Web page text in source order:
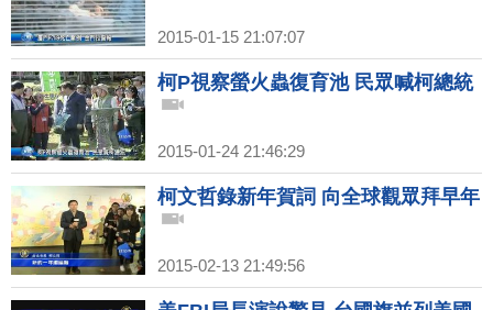
2015-01-15 21:07:07
柯P視察螢火蟲復育池 民眾喊柯總統
2015-01-24 21:46:29
柯文哲錄新年賀詞 向全球觀眾拜早年
2015-02-13 21:49:56